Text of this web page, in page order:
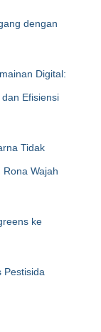
dengan
Digital:
Efisiensi
Tidak
Wajah
ke
Pestisida